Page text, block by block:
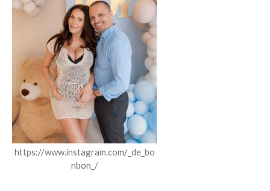
https://www.instagram.com/_de_bo
nbon_/